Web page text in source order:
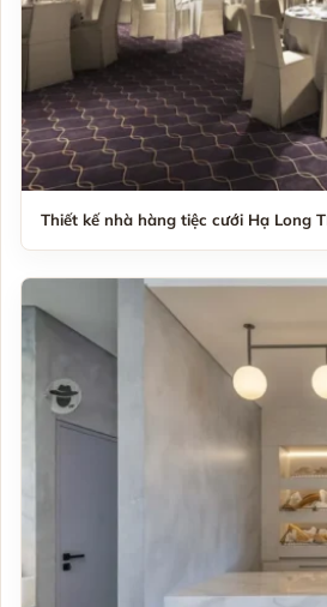
Thiết kế nhà hàng tiệc cưới Hạ Long